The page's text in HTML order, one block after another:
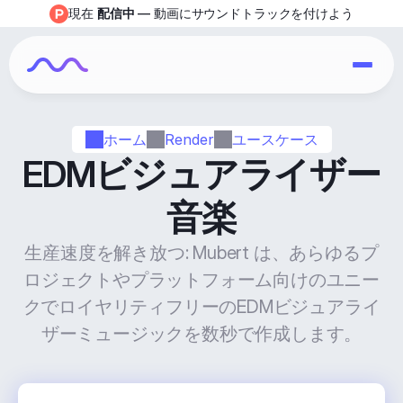
ホーム Render ユースケース
EDMビジュアライザー
音楽
生産速度を解き放つ: Mubert は、あらゆるプ
ロジェクトやプラットフォーム向けのユニー
クでロイヤリティフリーのEDMビジュアライ
ザーミュージックを数秒で作成します。
現在 配信中 — 動画にサウンドトラックを付けよう